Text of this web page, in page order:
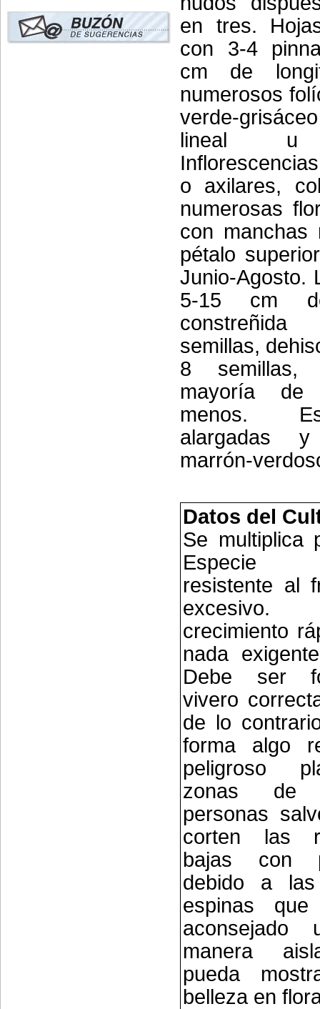
en tres.
con 3-4
cm de
numerosos
verde-
lineal u
o axilares,
numerosas
con manchas
pétalo
Junio-Agosto.
5-15 cm
semillas,
8 semillas,
mayoría
menos.
alargadas
marrón-
Datos del
Se multiplica
Especie
resistente al
crecimiento
nada
Debe ser
vivero
de lo
forma algo
peligroso
zonas de
personas
corten las
bajas con
debido a las
espinas
aconsejado
manera
pueda
belleza en